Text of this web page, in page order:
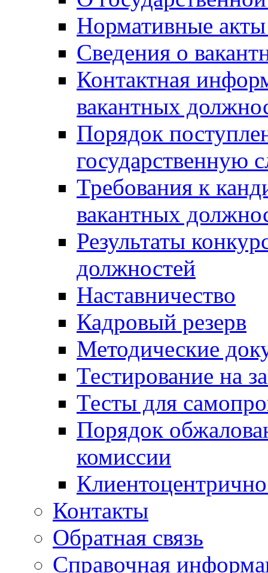
Нормативные акты
Сведения о
Контактная
вакантных
Порядок
государственную
Требования к
вакантных
Результаты
должностей
Наставничество
Кадровый резерв
Методические
Тестирование на
Тесты для
Порядок
комиссии
Контакты
Обратная связь
Справочная